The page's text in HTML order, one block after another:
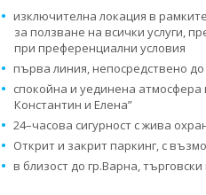
изключителна локация в
за ползване на всички услуги,
при преференциални условия
първа линия, непосредствено
спокойна и уединена атмосфера
Константин и Елена”
24–часова сигурност с жива
Открит и закрит паркинг, с
в близост до гр.Варна,